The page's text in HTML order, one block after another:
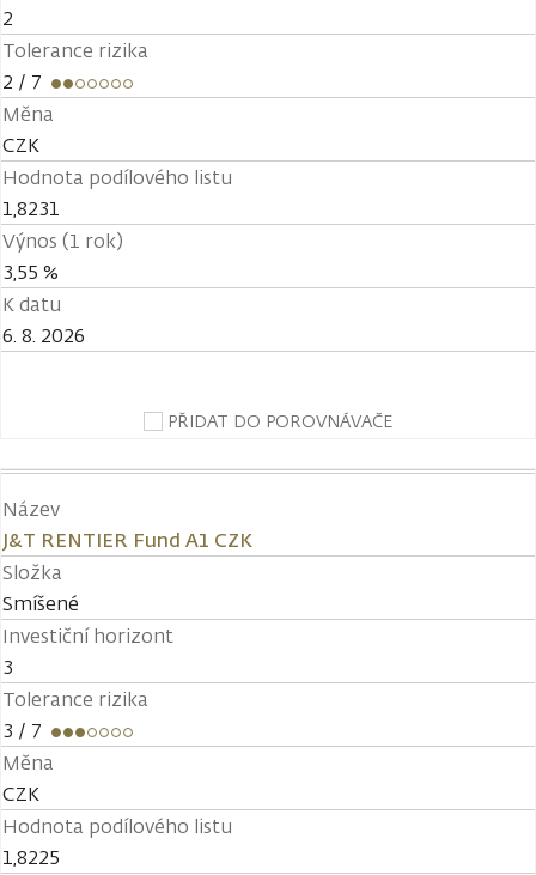
2
Tolerance rizika
2 / 7
Měna
CZK
Hodnota podílového listu
1,8231
Výnos (1 rok)
3,55 %
K datu
6. 8. 2026
PŘIDAT DO POROVNÁVAČE
Název
J&T RENTIER Fund A1 CZK
Složka
Smíšené
Investiční horizont
3
Tolerance rizika
3 / 7
Měna
CZK
Hodnota podílového listu
1,8225